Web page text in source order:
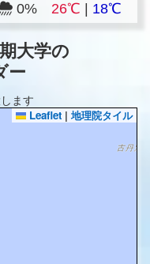
0% 26℃ 18℃
大学の
ー
ます
Leaflet | 地理院タイル